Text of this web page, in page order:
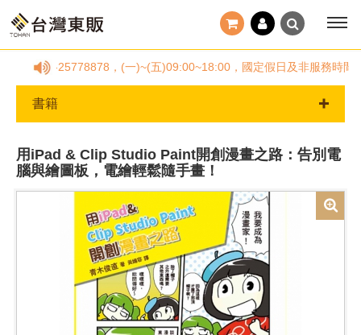
線02-25778878，(一)~(五)09:00~18:00，國定假日及非服務時間
書籍
用iPad & Clip Studio Paint開創漫畫之路：告別電
腦與繪圖板，電繪輕鬆隨手畫！